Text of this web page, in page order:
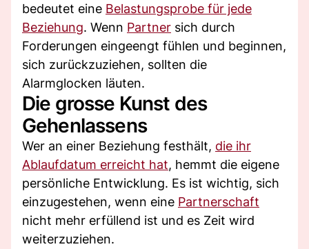
bedeutet eine Belastungsprobe für jede
Beziehung. Wenn Partner sich durch
Forderungen eingeengt fühlen und beginnen,
sich zurückzuziehen, sollten die
Alarmglocken läuten.
Die grosse Kunst des
Gehenlassens
Wer an einer Beziehung festhält, die ihr
Ablaufdatum erreicht hat, hemmt die eigene
persönliche Entwicklung. Es ist wichtig, sich
einzugestehen, wenn eine Partnerschaft
nicht mehr erfüllend ist und es Zeit wird
weiterzuziehen.